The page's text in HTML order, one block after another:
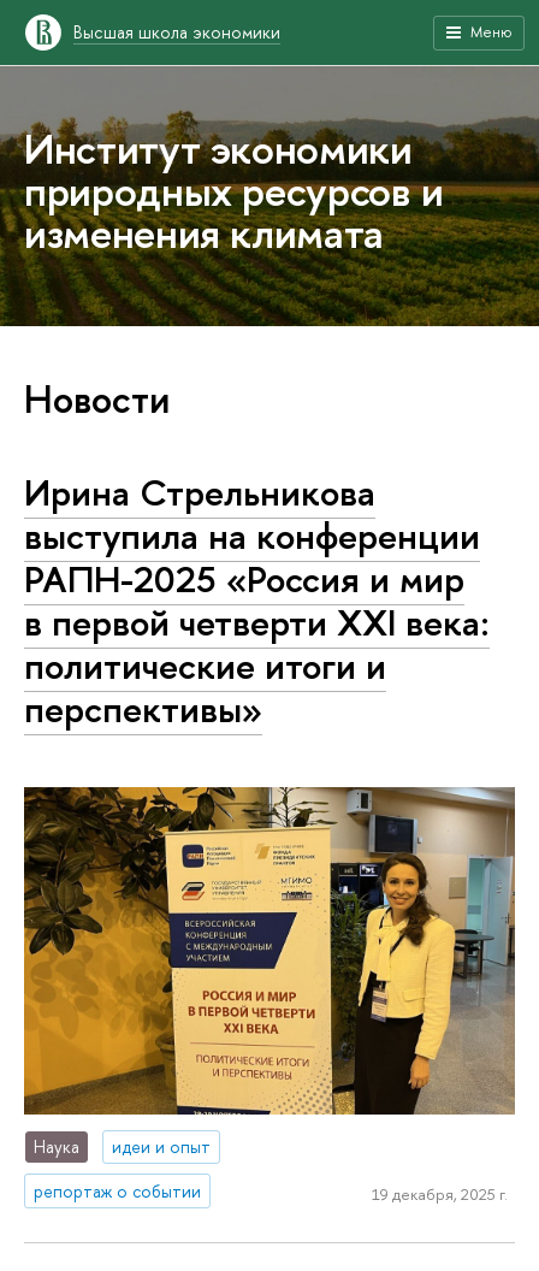
Высшая школа экономики Меню
Институт экономики
природных ресурсов и
изменения климата
Новости
Ирина Стрельникова
выступила на конференции
РАПН-2025 «Россия и мир
в первой четверти XXI века:
политические итоги и
перспективы»
Наука
идеи и опыт
репортаж о событии
19 декабря, 2025 г.